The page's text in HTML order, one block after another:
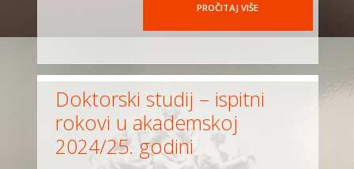
PROČITAJ VIŠE
Doktorski studij – ispitni
rokovi u akademskoj
2024/25. godini